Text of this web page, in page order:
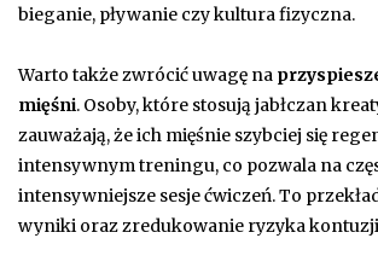
bieganie, pływanie czy kultura fizyczna.
Warto także zwrócić uwagę na
mięśni. Osoby, które stosują jabłczan
zauważają, że ich mięśnie szybciej się
intensywnym treningu, co pozwala na
intensywniejsze sesje ćwiczeń. To
wyniki oraz zredukowanie ryzyka